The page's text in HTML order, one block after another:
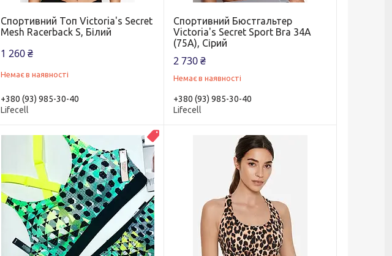
Спортивний Топ Victoria's Secret
Mesh Racerback S, Білий
1 260 ₴
Немає в наявності
+380 (93) 985-30-40
Lifecell
Спортивний Бюстгальтер
Victoria's Secret Sport Bra 34А
(75А), Сірий
2 730 ₴
Немає в наявності
+380 (93) 985-30-40
Lifecell